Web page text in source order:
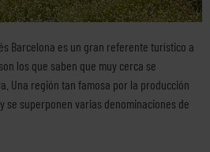
Barcelona es un gran referente turístico a
los que saben que muy cerca se
Una región tan famosa por la producción
se superponen varias denominaciones de